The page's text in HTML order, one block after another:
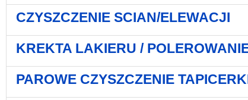
CZYSZCZENIE SCIAN/ELEWACJI
KREKTA LAKIERU /
PAROWE CZYSZCZENIE